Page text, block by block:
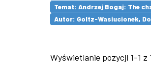
Temat: Andrzej Bogaj: The
Autor: Goltz-Wasiucionek,
Wyświetlanie pozycji 1-1 z